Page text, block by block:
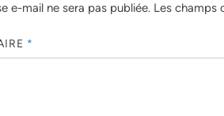
e-mail ne sera pas publiée. Les champs
*